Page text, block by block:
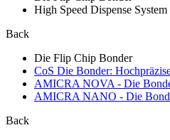
High Speed Dispense System
Back
Die Flip Chip Bonder
CoS Die Bonder:
AMICRA NOVA - Die
AMICRA NANO - Die
Back